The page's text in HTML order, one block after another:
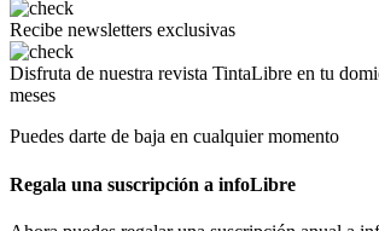
Recibe newsletters exclusivas
Disfruta de nuestra revista TintaLibre en tu
meses
Puedes darte de baja en cualquier momento
Regala una suscripción a infoLibre